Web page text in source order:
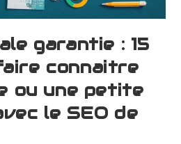
garantie : 15
connaitre
ou une petite
le SEO de